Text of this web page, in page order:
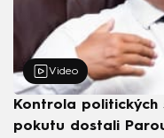
Video
Kontrola politických
pokutu dostali